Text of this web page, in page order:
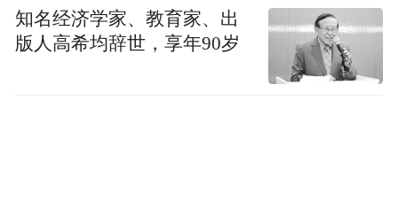
知名经济学家、教育家、出
版人高希均辞世，享年90岁